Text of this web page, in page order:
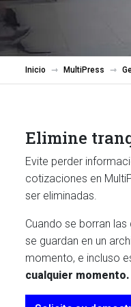
Inicio MultiPress
Elimine
Evite perder
cotizaciones en
ser eliminadas.
Cuando se borran
se guardan en un
momento, e incluso
cualquier momento.